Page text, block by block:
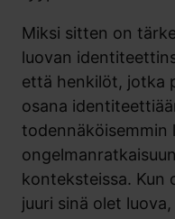
Miksi sitten on
luovan
että henkilöt, jotka
osana
todennäköisemmin
konteksteissa. Kun
juuri sinä olet